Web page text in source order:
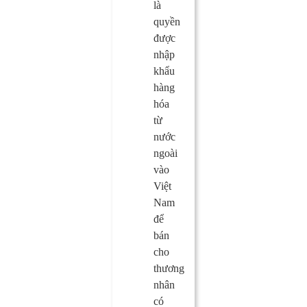
là
quyền
được
nhập
khẩu
hàng
hóa
từ
nước
ngoài
vào
Việt
Nam
để
bán
cho
thương
nhân
có